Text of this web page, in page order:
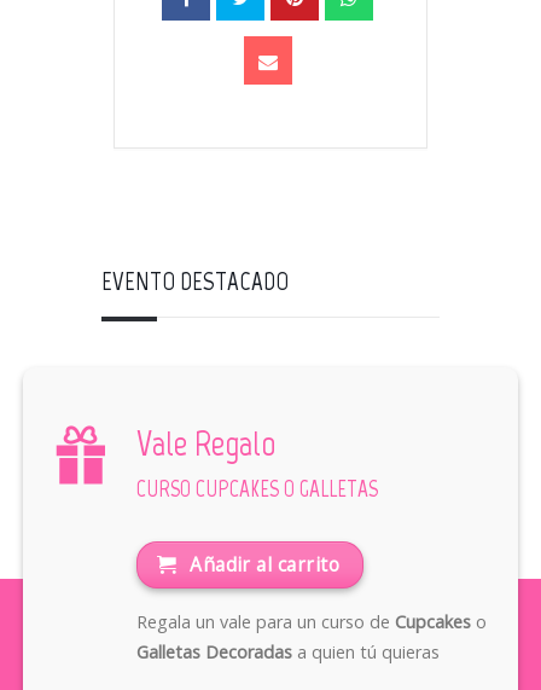
EVENTO DESTACADO
Vale Regalo
CURSO CUPCAKES O GALLETAS
Añadir al carrito
Regala un vale para un curso de Cupcakeso
Galletas Decoradasa quien tú quieras